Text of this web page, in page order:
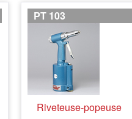
PT 103
Riveteuse-popeuse